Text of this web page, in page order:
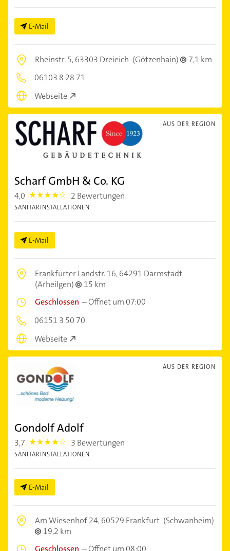
E-Mail
Rheinstr. 5,63303 Dreieich (Götzenhain)
7,1 km
06103 8 28 71
Webseite
AUS DER REGION
Scharf GmbH & Co. KG
4,0 4.0 2 Bewertungen
SANITÄRINSTALLATIONEN
E-Mail
Frankfurter Landstr. 16,64291 Darmstadt
(Arheilgen)
15 km
Geschlossen –Öffnet um 07:00
06151 3 50 70
Webseite
AUS DER REGION
Gondolf Adolf
3,7 3.7 3 Bewertungen
SANITÄRINSTALLATIONEN
E-Mail
Am Wiesenhof 24,60529 Frankfurt (Schwanheim)
19,2 km
Geschlossen –Öffnet um 08:00